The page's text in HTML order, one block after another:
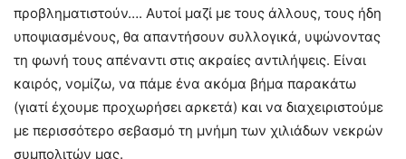
προβληματιστούν…. Αυτοί μαζί με τους άλλους, τους ήδη
υποψιασμένους, θα απαντήσουν συλλογικά, υψώνοντας
τη φωνή τους απέναντι στις ακραίες αντιλήψεις. Είναι
καιρός, νομίζω, να πάμε ένα ακόμα βήμα παρακάτω
(γιατί έχουμε προχωρήσει αρκετά) και να διαχειριστούμε
με περισσότερο σεβασμό τη μνήμη των χιλιάδων νεκρών
συμπολιτών μας.